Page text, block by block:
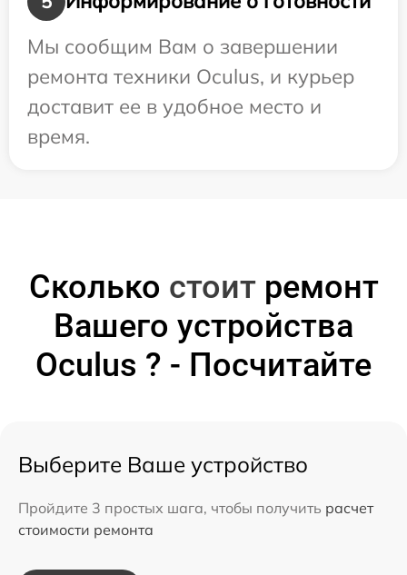
Мы сообщим Вам о завершении
ремонта техники Oculus, и курьер
доставит ее в удобное место и
время.
Сколько стоитремонт
Вашего устройства
Oculus ? - Посчитайте
Выберите Ваше устройство
Пройдите 3 простых шага, чтобы получить расчет
стоимости ремонта